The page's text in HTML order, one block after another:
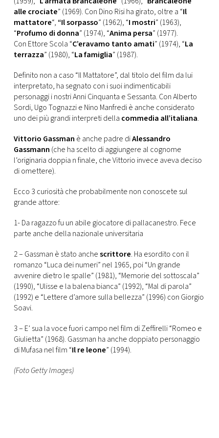
CONSIGLIA
alle crociate” (1969). Con Dino Risi ha girato, oltre a “Il
mattatore“, “Il sorpasso” (1962), “I mostri” (1963),
“Profumo di donna” (1974), “Anima persa” (1977).
Con Ettore Scola “C’eravamo tanto amati” (1974), “La
terrazza” (1980), “La famiglia” (1987).
Definito non a caso “Il Mattatore”, dal titolo del film da lui
interpretato, ha segnato con i suoi indimenticabili
personaggi i nostri Anni Cinquanta e Sessanta. Con Alberto
Sordi, Ugo Tognazzi e Nino Manfredi è anche considerato
uno dei più grandi interpreti della commedia all’italiana.
Vittorio Gassman è anche padre diAlessandro
Gassmann (che ha scelto di aggiungere al cognome
l’originaria doppia n finale, che Vittorio invece aveva deciso
di omettere).
Ecco 3 curiosità che probabilmente non conoscete sul
grande attore:
1- Da ragazzo fu un abile giocatore di pallacanestro. Fece
parte anche della nazionale universitaria
2 – Gassman è stato anchescrittore. Ha esordito con il
romanzo “Luca dei numeri” nel 1965, poi “Un grande
avvenire dietro le spalle” (1981), “Memorie del sottoscala”
(1990), “Ulisse e la balena bianca” (1992), “Mal di parola”
(1992) e “Lettere d’amore sulla bellezza” (1996) con Giorgio
Soavi.
3 – E’ sua la voce fuori campo nel film di Zeffirelli “Romeo e
Giulietta” (1968). Gassman ha anche doppiato personaggio
di Mufasa nel film “Il re leone” (1994).
(Foto Getty Images)